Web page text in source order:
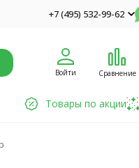
+7 (495) 532-99-62
Войти Сравнение
Товары по акции